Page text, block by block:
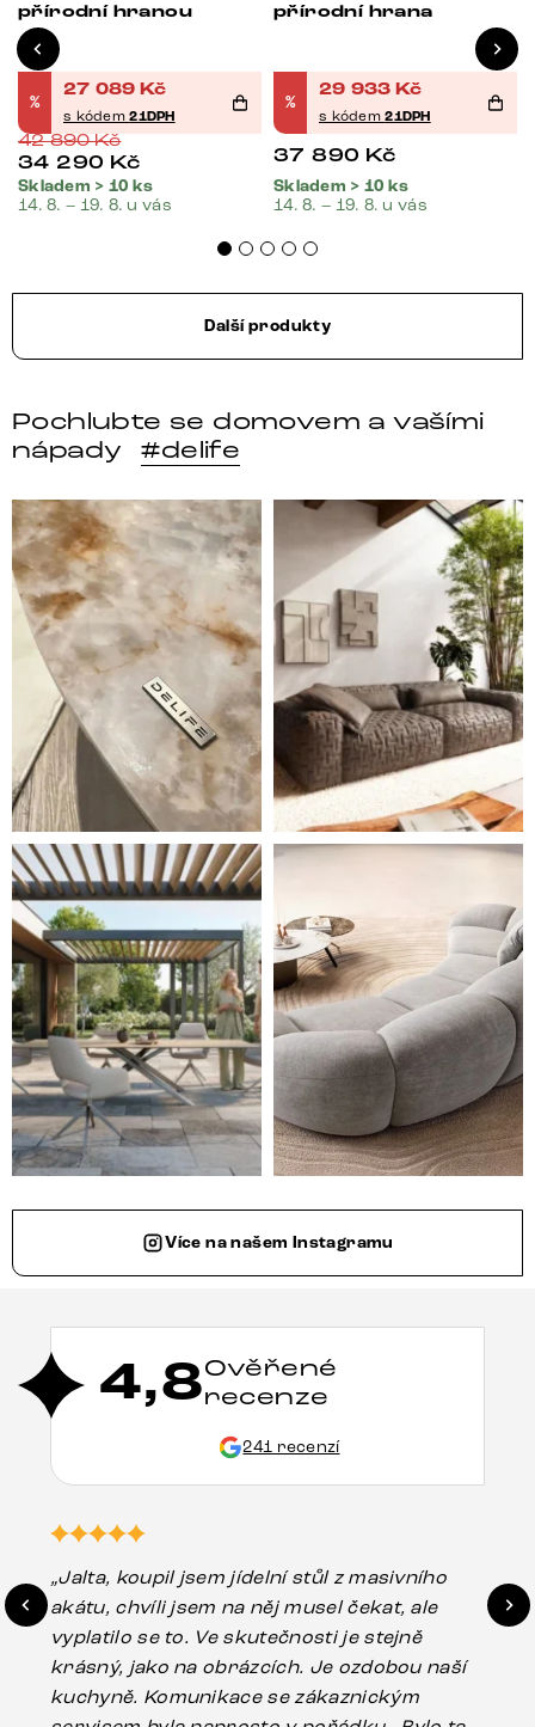
přírodní hranou
%
27 089 Kč
s kódem21DPH
42 890Kč
34 290 Kč
Skladem > 10 ks
14. 8. – 19. 8. u vás
přírodní hrana
%
29 933 Kč
s kódem21DPH
37 890 Kč
Skladem > 10 ks
14. 8. – 19. 8. u vás
Další produkty
Pochlubte se domovem a vašími
nápady
#delife
DELIFE – Nábytek, který promění dům v domov. Domo
Místo, kam se budeš těšit
Styl, odolnost a společné chvíle pod širým nebem.
Ne každá pohovka je jen
Více na našem Instagramu
4,8Ověřené
recenze
241 recenzí
„Jalta, koupil jsem jídelní stůl z masivního
akátu, chvíli jsem na něj musel čekat, ale
vyplatilo se to. Ve skutečnosti je stejně
krásný, jako na obrázcích. Je ozdobou naší
kuchyně. Komunikace se zákaznickým